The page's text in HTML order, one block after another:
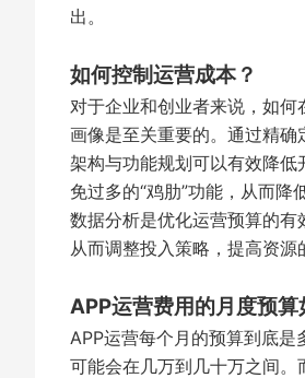
出。
如何控制运营成本？
对于企业和创业者来说，如
画像是至关重要的。通过精
架构与功能规划可以有效降
免过多的“鸡肋”功能，从而降
数据分析是优化运营预算的有
从而调整投入策略，提高资源
APP运营费用的月度预算
APP运营每个月的预算到底
可能会在几万到几十万之间